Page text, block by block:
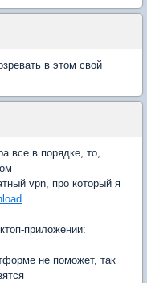
в этом свой
все в порядке, то,
vpn, про который я
приложении:
не поможет, так